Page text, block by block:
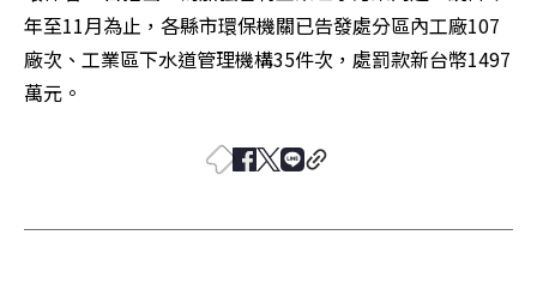
年至11月為止，各縣市環保機關已告發處分區內工廠107
廠次、工業區下水道管理機構35件次，處罰款新台幣1497
萬元。